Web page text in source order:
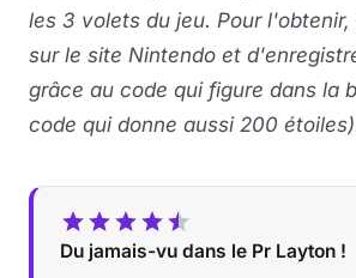
les 3 volets du jeu. Pour
sur le site Nintendo et
grâce au code qui figure dans la
code qui donne aussi 200
Du jamais-vu dans le Pr Layton !